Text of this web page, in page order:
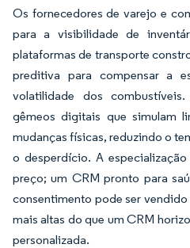
Os fornecedores de varejo e
para a visibilidade de
plataformas de transporte
preditiva para compensar a
volatilidade dos
gêmeos digitais que simulam
mudanças físicas, reduzindo o
o desperdício. A
preço; um CRM pronto para
consentimento pode ser vendido
mais altas do que um CRM
personalizada.